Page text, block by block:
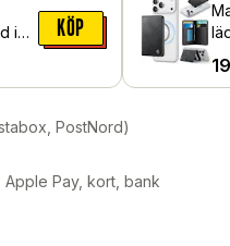
i
KÖP
PostNord)
Apple Pay, kort, bank